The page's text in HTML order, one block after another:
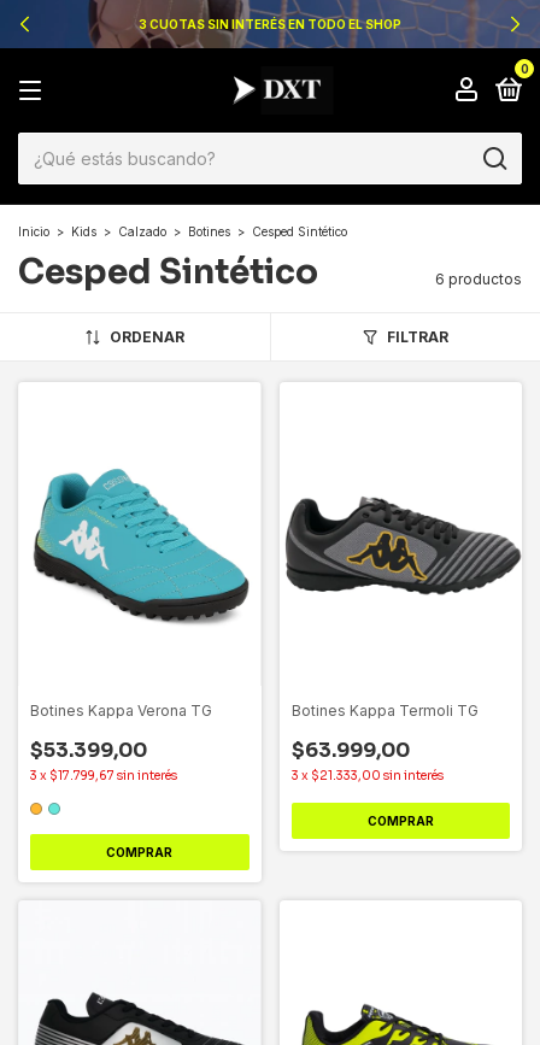
3 CUOTAS SIN INTERÉS EN TODO EL SHOP
0
Inicio > Kids > Calzado > Botines > Cesped Sintético
Cesped Sintético 6 productos
ORDENAR FILTRAR
Botines Kappa Verona TG
$53.399,00
3 x $17.799,67 sin interés
COMPRAR
Botines Kappa Termoli TG
$63.999,00
3 x $21.333,00 sin interés
COMPRAR